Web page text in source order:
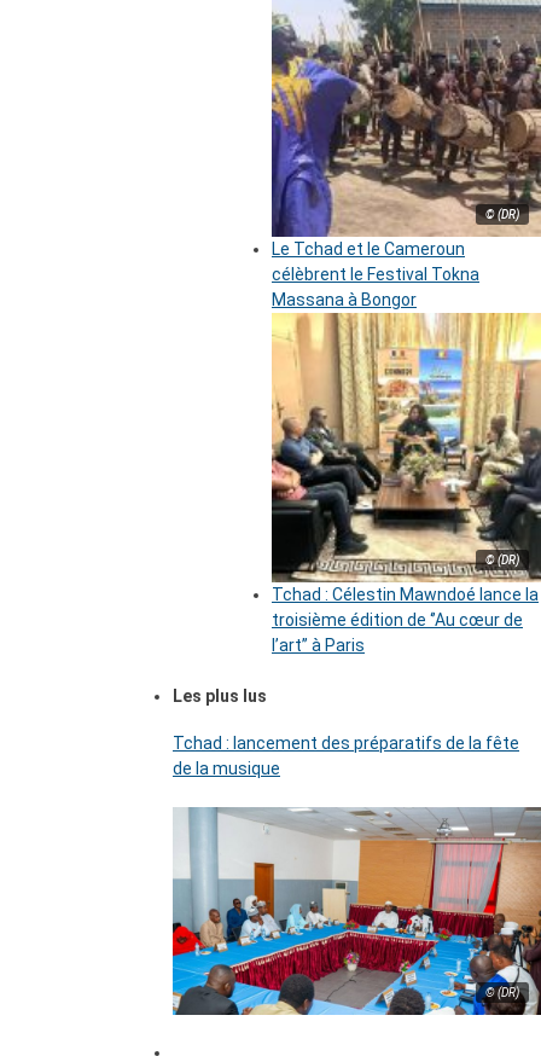
© (DR)
Le Tchad et le Cameroun
célèbrent le Festival Tokna
Massana à Bongor
© (DR)
Tchad : Célestin Mawndoé lance la
troisième édition de ‘’Au cœur de
l’art’’ à Paris
Les plus lus
Tchad : lancement des préparatifs de la fête
de la musique
© (DR)